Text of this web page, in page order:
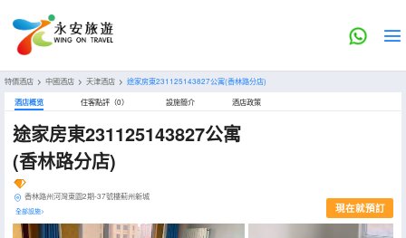
特價酒店 > 中國酒店 > 天津酒店 > 途家房東231125143827公寓(香林路分店)
酒店概览 住客點評（0） 設施簡介 酒店政策
途家房東231125143827公寓
(香林路分店)
香林路州河灣東園2期-37號樓薊州新城
全部設施> 現在就預訂